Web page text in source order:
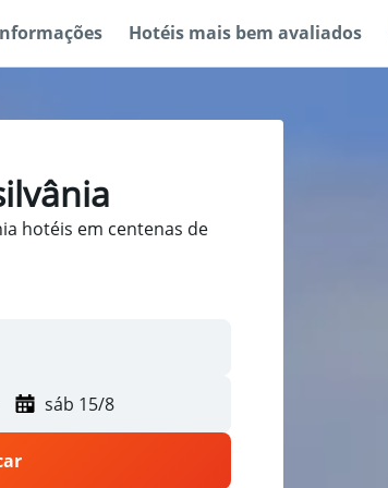
Hotéis mais bem avaliados
hotéis em centenas de
sáb 15/8